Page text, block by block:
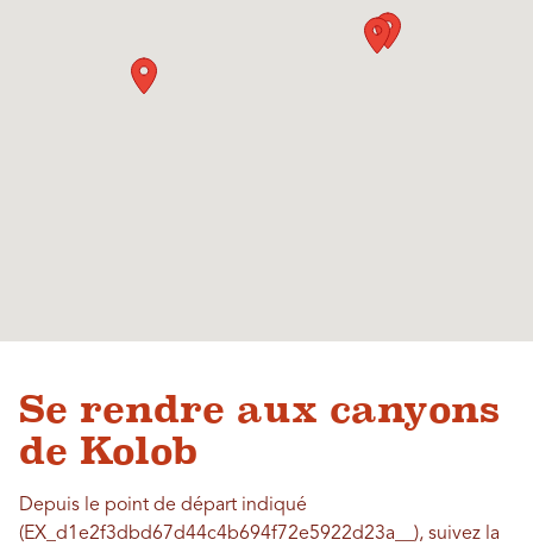
Se rendre aux canyons
de Kolob
Depuis le point de départ indiqué
(EX_d1e2f3dbd67d44c4b694f72e5922d23a__), suivez la